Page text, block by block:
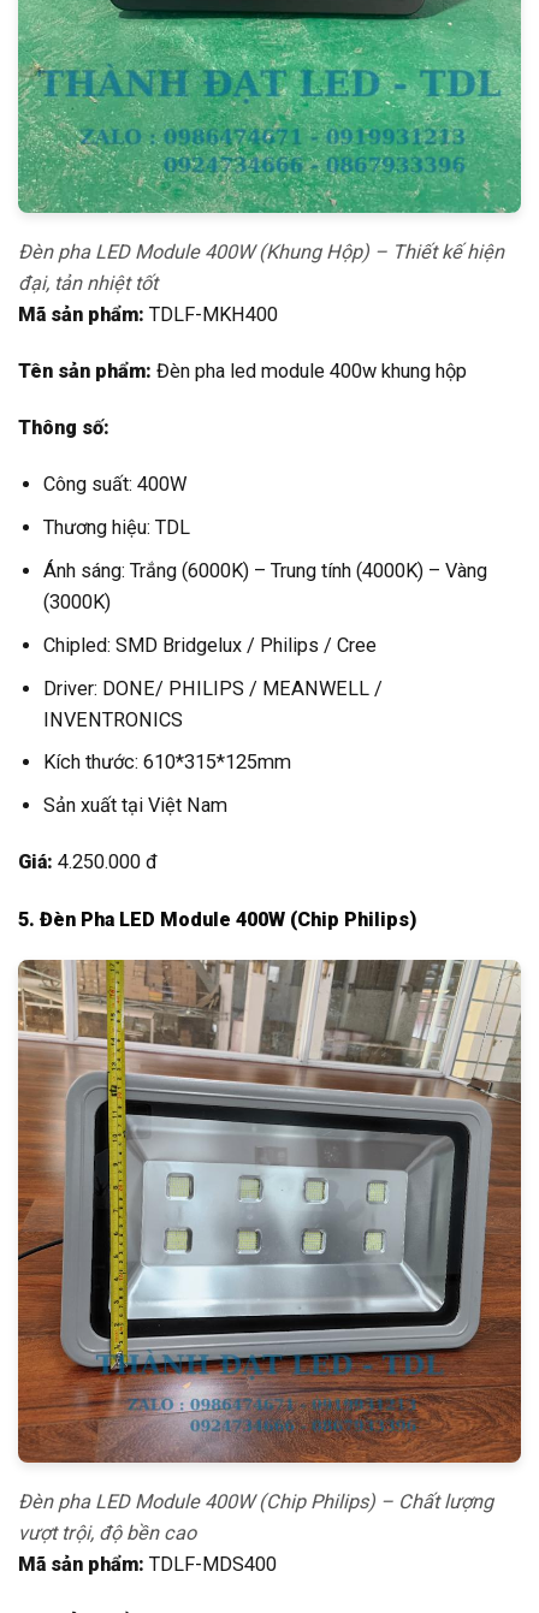
Đèn pha LED Module 400W (Khung Hộp) – Thiết kế hiện
đại, tản nhiệt tốt
Mã sản phẩm: TDLF-MKH400
Tên sản phẩm: Đèn pha led module 400w khung hộp
Thông số:
Công suất: 400W
Thương hiệu: TDL
Ánh sáng: Trắng (6000K) – Trung tính (4000K) – Vàng
(3000K)
Chipled: SMD Bridgelux / Philips / Cree
Driver: DONE/ PHILIPS / MEANWELL /
INVENTRONICS
Kích thước: 610*315*125mm
Sản xuất tại Việt Nam
Giá: 4.250.000 đ
5. Đèn Pha LED Module 400W (Chip Philips)
Đèn pha LED Module 400W (Chip Philips) – Chất lượng
vượt trội, độ bền cao
Mã sản phẩm: TDLF-MDS400